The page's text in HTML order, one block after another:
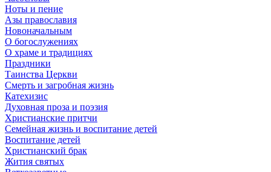
Ноты и пение
Азы православия
Новоначальным
О богослужениях
О храме и традициях
Праздники
Таинства Церкви
Смерть и загробная жизнь
Катехизис
Духовная проза и поэзия
Христианские притчи
Семейная жизнь и воспитание детей
Воспитание детей
Христианский брак
Жития святых